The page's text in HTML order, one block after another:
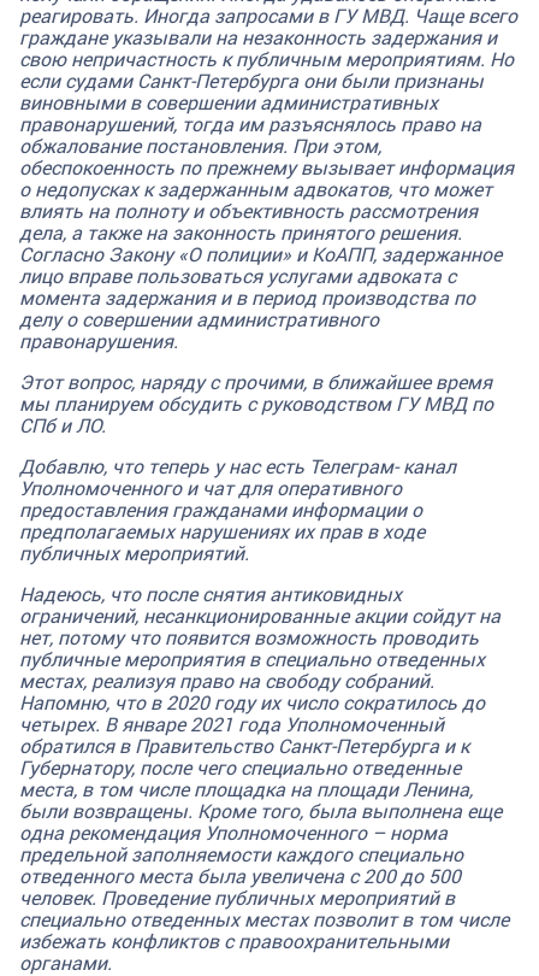
реагировать. Иногда запросами в ГУ МВД. Чаще всего
граждане указывали на незаконность задержания и
свою непричастность к публичным мероприятиям. Но
если судами Санкт-Петербурга они были признаны
виновнымив совершении административных
правонарушений, тогда им разъяснялось право на
обжалование постановления. При этом,
обеспокоенность по прежнему вызывает информация
о недопусках к задержанным адвокатов, что может
влиять на полноту и объективность рассмотрения
дела, а также на законность принятого решения.
Согласно Закону «О полиции» и КоАПП, задержанное
лицо вправе пользоваться услугами адвоката с
момента задержания и в период производства по
делу о совершении административного
правонарушения.
Этот вопрос, наряду с прочими, в ближайшее время
мы планируем обсудить с руководством ГУ МВД по
СПб и ЛО.
Добавлю, что теперь у нас есть Телеграм- канал
Уполномоченногои чат для оперативного
предоставления гражданами информации о
предполагаемых нарушениях их прав в ходе
публичных мероприятий.
Надеюсь, что после снятия антиковидных
ограничений, несанкционированные акции сойдут на
нет, потому что появится возможность проводить
публичные мероприятия в специально отведенных
местах, реализуя право на свободу собраний.
Напомню, что в 2020 году их число сократилось до
четырех. В январе 2021 года Уполномоченный
обратился в Правительство Санкт-Петербурга и к
Губернатору, после чего специально отведенные
места, в том числе площадка на площади Ленина,
были возвращены. Кроме того, была выполнена еще
одна рекомендация Уполномоченного – норма
предельной заполняемости каждого специально
отведенного места была увеличена с 200 до 500
человек. Проведение публичных мероприятий в
специально отведенных местах позволит в том числе
избежать конфликтов с правоохранительными
органами.